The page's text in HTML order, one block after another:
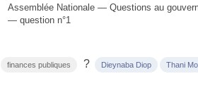
Assemblée Nationale — Questions au
— question n°1
finances publiques ? Dieynaba Diop Thani